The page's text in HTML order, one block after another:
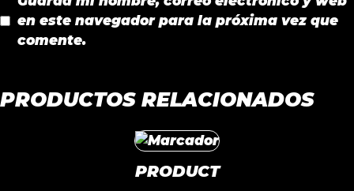
en este navegador para la próxima vez que
comente.
PRODUCTOS RELACIONADOS
PRODUCT